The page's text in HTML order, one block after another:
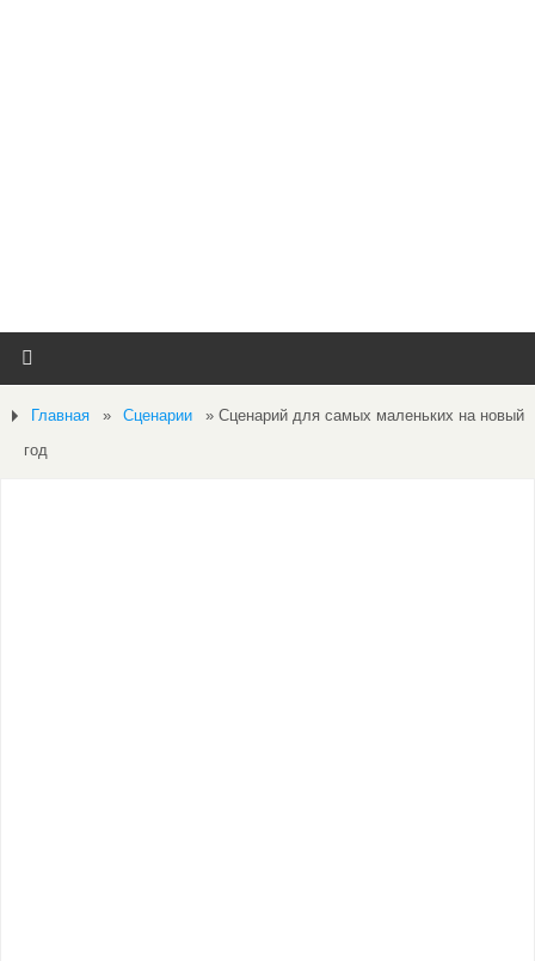
Главная » Сценарии » Сценарий для самых маленьких на новый
год